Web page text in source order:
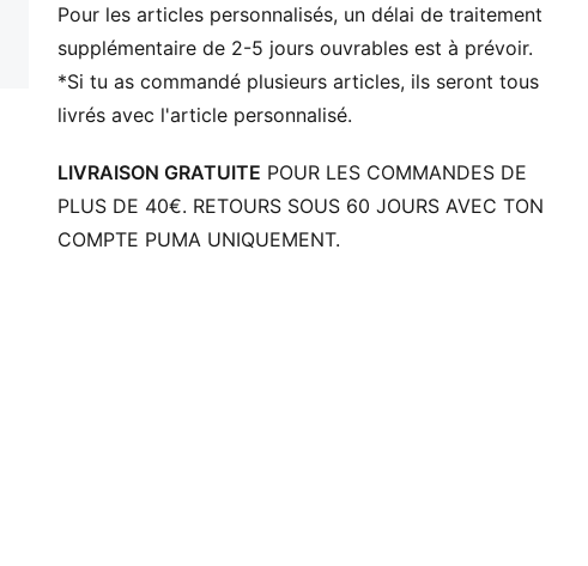
le pied à l'intérieur de la chaussure sans
compromettre l'agilité et la liberté de mouvement
La tige des chaussures est composée d’au moins
30 % de matériaux recyclés
DÉTAILS
Fermeture : Fermeture à lacets
tige en mesh améliorée avec un revêtement texturé
en 3D dans les principales zones de frappe qui ajoute
Pour les articles personnalisés, un délai de traitement
supplémentaire de 2-5 jours ouvrables est à prévoir.
*Si tu as commandé plusieurs articles, ils seront tous
livrés avec l'article personnalisé.
LIVRAISON GRATUITE POUR LES COMMANDES DE
PLUS DE 40€. RETOURS SOUS 60 JOURS AVEC TON
COMPTE PUMA UNIQUEMENT.